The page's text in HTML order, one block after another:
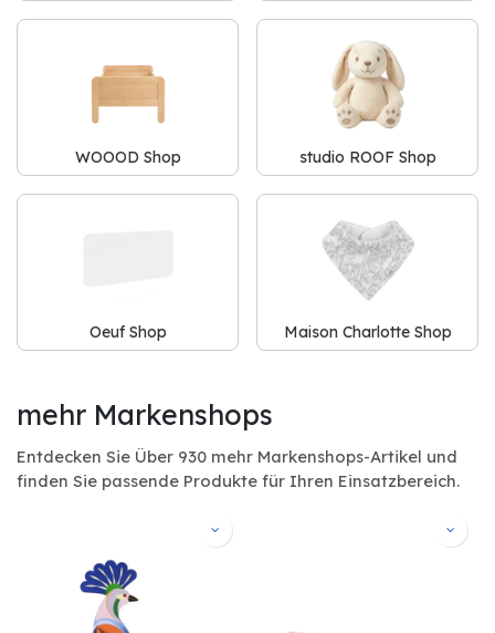
WOOOD Shop studio ROOF Shop
Oeuf Shop Maison Charlotte Shop
mehr Markenshops
Entdecken Sie Über 930 mehr Markenshops-Artikel und
finden Sie passende Produkte für Ihren Einsatzbereich.